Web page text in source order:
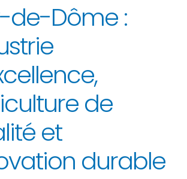
de-Dôme :
de
et
durable